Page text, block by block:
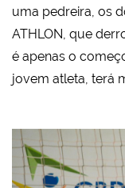
uma pedreira, os
ATHLON, que
é apenas o
jovem atleta, terá